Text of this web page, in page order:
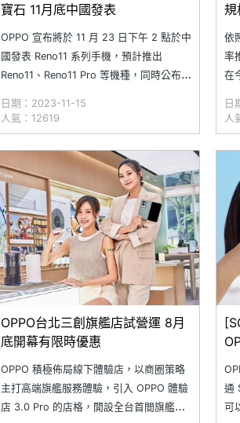
寶石 11月底中國發表
OPPO 宣布將於 11 月 23 日下午 2 點於中
國發表 Reno11 系列手機，預計推出
Reno11、Reno11 Pro 等機種，同時公布新
取材「寶石」，全系列都有月光寶石、曜
石黑顏色選擇，Reno11 另提供螢石青款
式，Reno11 Pro
日期：2023-11-15
人氣：12619
規
依
率
在
設
戶
分
日
人
OPPO台北三創旗艦店試營運 8月
底開幕有限時優惠
OPPO 積極佈局線下體驗店，以商圈策略
主打高端旗艦服務體驗，引入 OPPO 體驗
店 3.0 Pro 的店格，開設全台首間旗艦店
通
可